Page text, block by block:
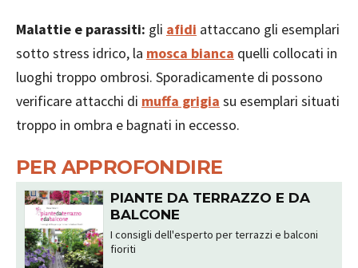
Malattie e parassiti: gli afidi attaccano gli esemplari
sotto stress idrico, la mosca bianca quelli collocati in
luoghi troppo ombrosi. Sporadicamente di possono
verificare attacchi di muffa grigia su esemplari situati
troppo in ombra e bagnati in eccesso.
PER APPROFONDIRE
PIANTE DA TERRAZZO E DA
BALCONE
I consigli dell'esperto per terrazzi e balconi
fioriti